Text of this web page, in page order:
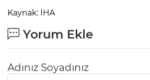
Kaynak: İHA
Yorum Ekle
Adınız Soyadınız